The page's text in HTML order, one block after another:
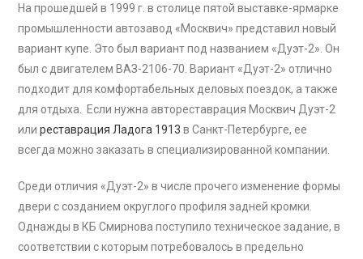
На прошедшей в 1999 г. в столице пятой выставке-ярмарке
промышленности автозавод «Москвич» представил новый
вариант купе. Это был вариант под названием «Дуэт-2». Он
был с двигателем ВАЗ-2106-70. Вариант «Дуэт-2» отлично
подходит для комфортабельных деловых поездок, а также
для отдыха. Если нужна автореставрация Москвич Дуэт-2
илиреставрация Ладога 1913 в Санкт-Петербурге, ее
всегда можно заказать в специализированной компании.
Среди отличия «Дуэт-2» в числе прочего изменение формы
двери с созданием округлого профиля задней кромки.
Однажды в КБ Смирнова поступило техническое задание, в
соответствии с которым потребовалось в предельно